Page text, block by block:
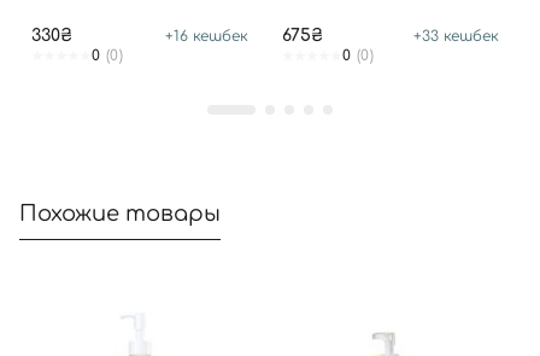
330₴ +16 кешбек
0 (0)
675₴ +33 кешбек
0 (0)
Похожие товары
Отправляя форму для авторизации/регистрации, вы